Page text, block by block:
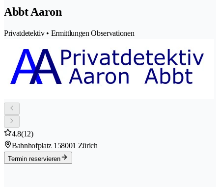
Abbt Aaron
Privatdetektiv • Ermittlungen Observationen
4.8(12)
Bahnhofplatz 158001 Zürich
Termin reservieren